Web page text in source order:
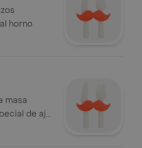
horno
masa
de ajo